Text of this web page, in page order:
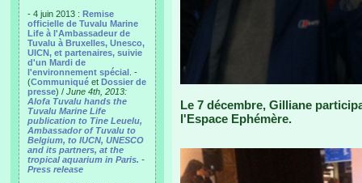
- 4 juin 2013 : Remise
officielle de Tuvalu Marine
Life à l'Ambassadeur de
Tuvalu à Bruxelles, Unesco,
UICN, et partenaires, suivie
d'un Mardi de
l'environnement spécial . -
(Communiqué et Dossier de
presse) / June 4th, 2013:
Alofa Tuvalu hands the
Tuvalu Marine Life
publication to Tine Leuelu,
Ambassador of Tuvalu to
Belgium, to IUCN, UNESCO
and its partners, at the
tropical aquarium in Paris. -
Press release
Le 7 décembre, Gilliane
l'Espace Ephémère.